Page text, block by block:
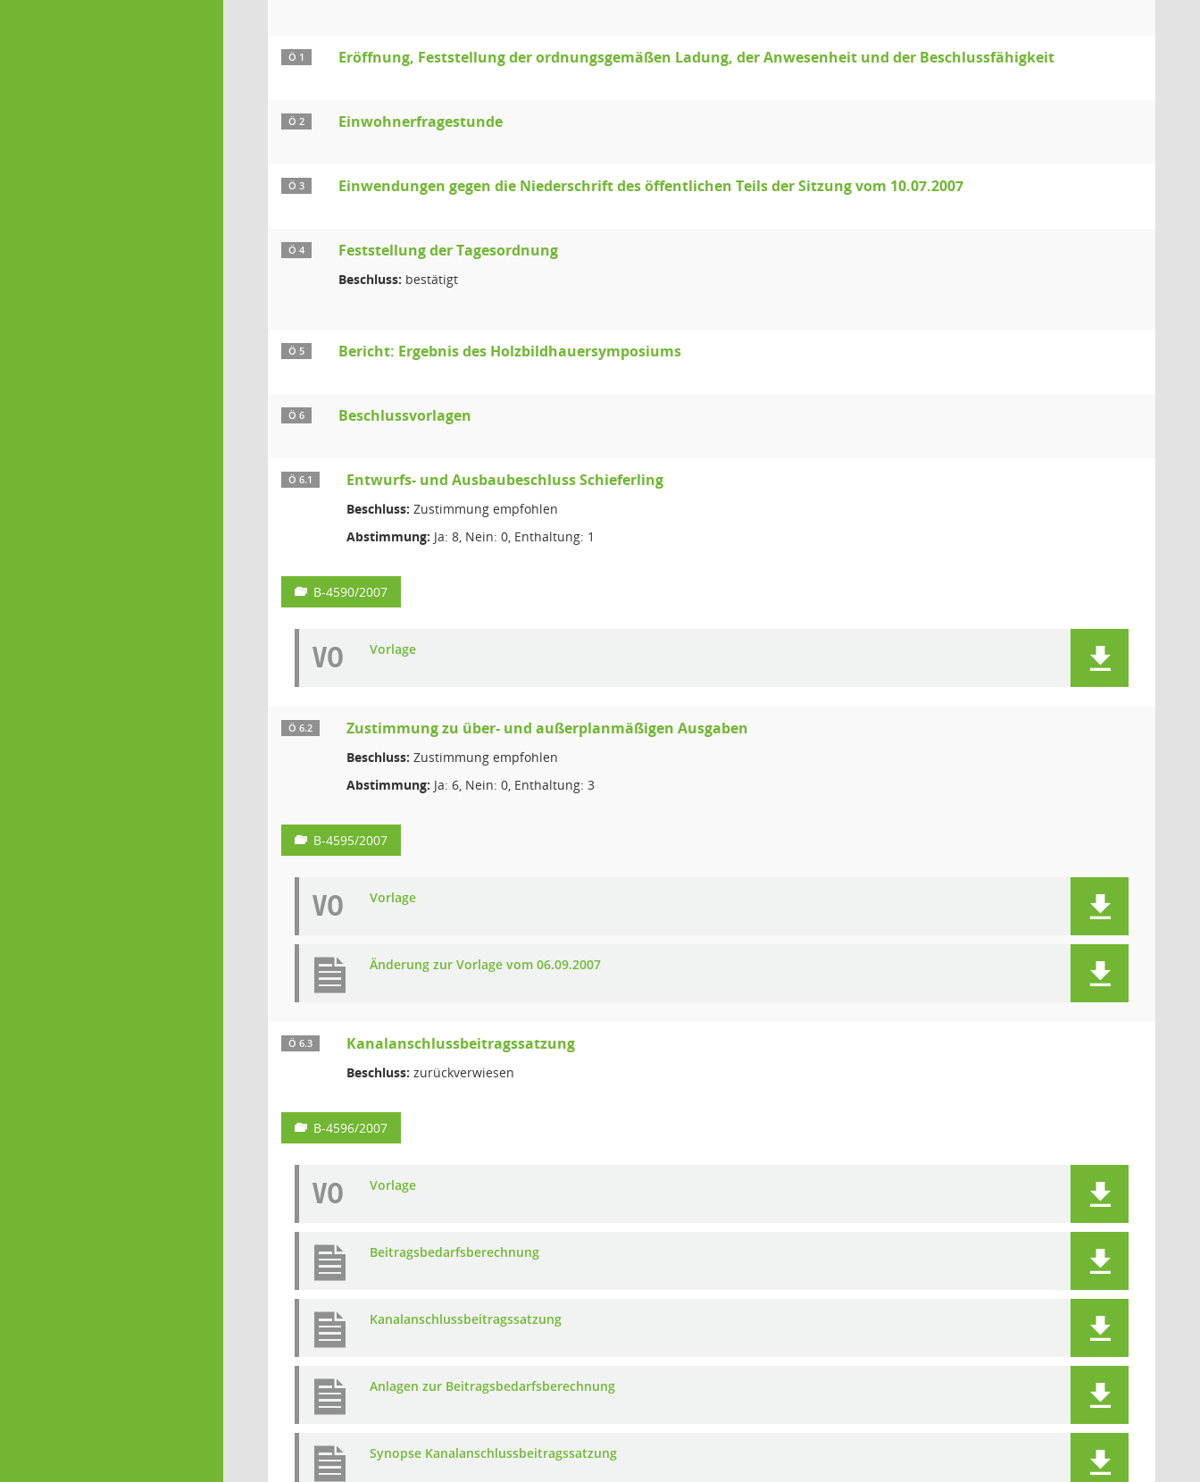
Ö 1 Eröffnung, Feststellung der ordnungsgemäßen Ladung, der Anwesenheit und der Beschlussfähigkeit
Ö 2 Einwohnerfragestunde
Ö 3 Einwendungen gegen die Niederschrift des öffentlichen Teils der Sitzung vom 10.07.2007
Ö 4 Feststellung der Tagesordnung
Beschluss: bestätigt
Ö 5 Bericht: Ergebnis des Holzbildhauersymposiums
Ö 6 Beschlussvorlagen
Ö 6.1 Entwurfs- und Ausbaubeschluss Schieferling
Beschluss: Zustimmung empfohlen
Abstimmung: Ja: 8, Nein: 0, Enthaltung: 1
B-4590/2007
VO Vorlage
Ö 6.2 Zustimmung zu über- und außerplanmäßigen Ausgaben
Beschluss: Zustimmung empfohlen
Abstimmung: Ja: 6, Nein: 0, Enthaltung: 3
B-4595/2007
VO Vorlage
Änderung zur Vorlage vom 06.09.2007
Ö 6.3 Kanalanschlussbeitragssatzung
Beschluss: zurückverwiesen
B-4596/2007
VO Vorlage
Beitragsbedarfsberechnung
Kanalanschlussbeitragssatzung
Anlagen zur Beitragsbedarfsberechnung
Synopse Kanalanschlussbeitragssatzung